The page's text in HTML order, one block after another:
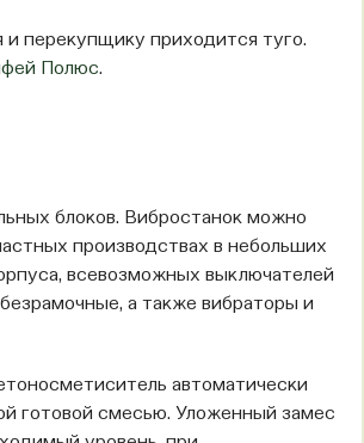
и перекупщику приходится туго.
Полюс.
блоков. Вибростанок можно
производствах в небольших
всевозможных выключателей
а также вибраторы и
автоматически
готовой смесью. Уложенный замес